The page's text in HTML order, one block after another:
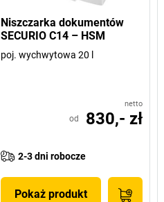
Niszczarka dokumentów
SECURIO C14 – HSM
poj. wychwytowa 20 l
netto
od 830,- zł
2-3 dni robocze
Pokaż produkt